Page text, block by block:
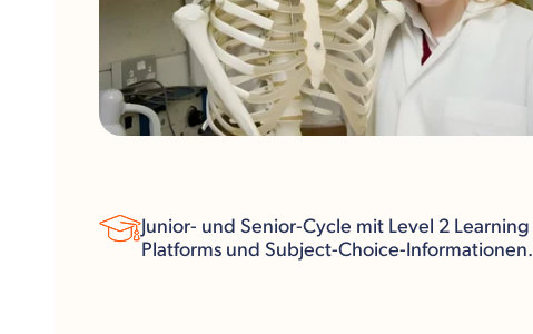
Junior- und Senior-Cycle mit Level 2 Learning
Platforms und Subject-Choice-Informationen.